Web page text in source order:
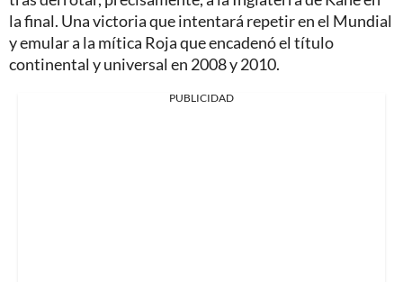
la final. Una victoria que intentará repetir en el Mundial
y emular a la mítica Roja que encadenó el título
continental y universal en 2008 y 2010.
PUBLICIDAD